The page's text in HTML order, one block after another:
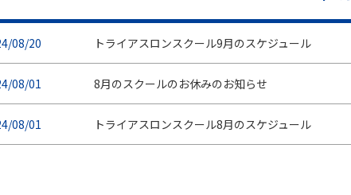
休会・退会届
無料体験申し込み
資料請求
08/20 トライアスロンスクール9月のスケジュール
08/01 8月のスクールのお休みのお知らせ
08/01 トライアスロンスクール8月のスケジュール